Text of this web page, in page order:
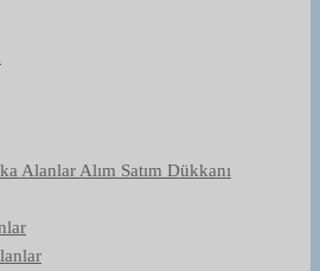
Alanlar Alım Satım Dükkanı